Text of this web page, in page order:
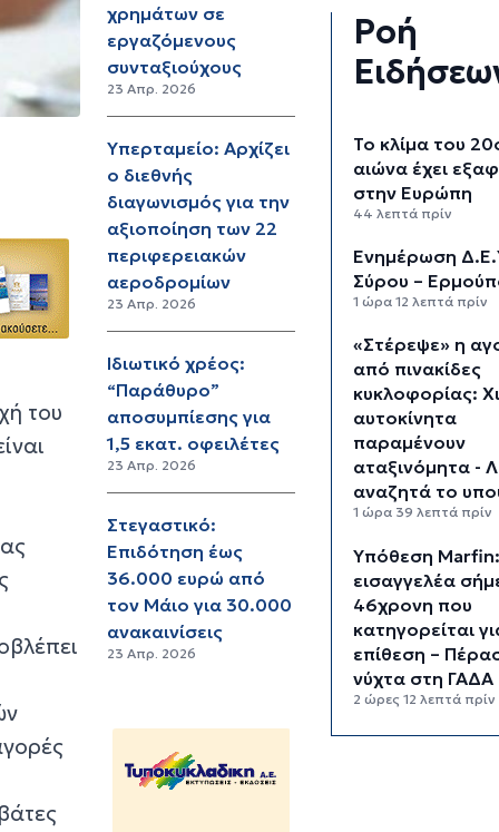
του
χρημάτων σε
εργαζόμενους
συνταξιούχους
23 Απρ. 2026
Υπερταμείο: Αρχίζει
ο διεθνής
διαγωνισμός για την
αξιοποίηση των 22
περιφερειακών
αεροδρομίων
23 Απρ. 2026
Ιδιωτικό χρέος:
“Παράθυρο”
αποσυμπίεσης για
1,5 εκατ. οφειλέτες
23 Απρ. 2026
Στεγαστικό:
Επιδότηση έως
36.000 ευρώ από
τον Μάιο για 30.000
ανακαινίσεις
23 Απρ. 2026
Ροή
Το κλίμα του
αιώνα έχει
στην Ευρώπη
44 λεπτά πρίν
Ενημέρωση
Σύρου –
1 ώρα 12 λεπτά πρίν
«Στέρεψε» η
από πινακίδες
κυκλοφορίας:
αυτοκίνητα
παραμένουν
αταξινόμητα -
αναζητά το
1 ώρα 39 λεπτά πρίν
Υπόθεση
εισαγγελέα
46χρονη που
κατηγορείται
επίθεση –
νύχτα στη ΓΑΔΑ
2 ώρες 12 λεπτά πρίν